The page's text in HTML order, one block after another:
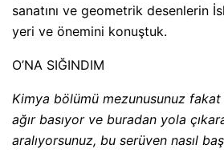
sanatını ve geometrik desenlerin
yeri ve önemini konuştuk.
O’NA SIĞINDIM
Kimya bölümü mezunusunuz
ağır basıyor ve buradan yola
aralıyorsunuz, bu serüven nasıl